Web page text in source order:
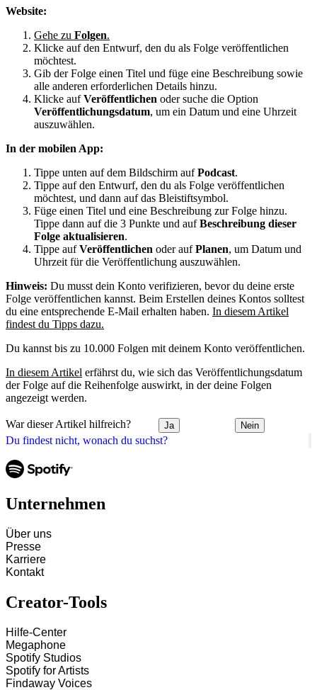
Du findest nicht, wonach du suchst?
Website:
Gehe zu Folgen.
Klicke auf den Entwurf, den du als Folge veröffentlichen
möchtest.
Gib der Folge einen Titel und füge eine Beschreibung sowie
alle anderen erforderlichen Details hinzu.
Klicke aufVeröffentlichen oder suche die Option
Veröffentlichungsdatum, um ein Datum und eine Uhrzeit
auszuwählen.
In der mobilen App:
Tippe unten auf dem Bildschirm aufPodcast.
Tippe auf den Entwurf, den du als Folge veröffentlichen
möchtest, und dann auf das Bleistiftsymbol.
Füge einen Titel und eine Beschreibung zur Folge hinzu.
Tippe dann auf die 3 Punkte und aufBeschreibung dieser
Folge aktualisieren.
Tippe aufVeröffentlichen oder aufPlanen, um Datum und
Uhrzeit für die Veröffentlichung auszuwählen.
Hinweis: Du musst dein Konto verifizieren, bevor du deine erste
Folge veröffentlichen kannst. Beim Erstellen deines Kontos solltest
du eine entsprechende E-Mail erhalten haben. In diesem Artikel
findest du Tipps dazu.
Du kannst bis zu 10.000 Folgen mit deinem Konto veröffentlichen.
In diesem Artikel erfährst du, wie sich das Veröffentlichungsdatum
der Folge auf die Reihenfolge auswirkt, in der deine Folgen
angezeigt werden.
War dieser Artikel hilfreich? Ja Nein
Unternehmen
Über uns
Presse
Karriere
Kontakt
Creator-Tools
Hilfe-Center
Megaphone
Spotify Studios
Spotify for Artists
Findaway Voices